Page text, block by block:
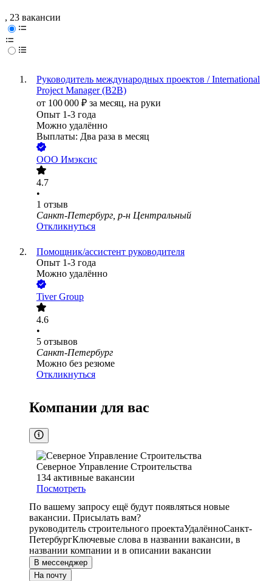
, 23 вакансии
Руководитель международных проектов / International
Project Manager (B2B)
от 100 000 ₽ за месяц, на руки
Опыт 1-3 года
Можно удалённо
Выплаты: Два раза в месяц
ООО Имэксис
4.7
•
1 отзыв
Санкт-Петербург, р-н Центральный
Откликнуться
Помощник/ассистент руководителя
Опыт 1-3 года
Можно удалённо
Tiver Group
4.6
•
5 отзывов
Санкт-Петербург
Можно без резюме
Откликнуться
Компании для вас
Северное Управление Строительства
134 активные вакансии
Посмотреть
По вашему запросу ещё будут появляться новые
вакансии. Присылать вам?
руководитель строительного проектаУдалённоСанкт-
ПетербургКлючевые слова в названии вакансии, в
названии компании и в описании вакансии
В мессенджер
На почту